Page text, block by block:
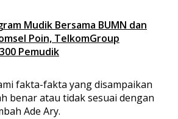
Mudik Bersama BUMN dan
Poin, TelkomGroup
Pemudik
fakta-fakta yang disampaikan
benar atau tidak sesuai dengan
Ade Ary.